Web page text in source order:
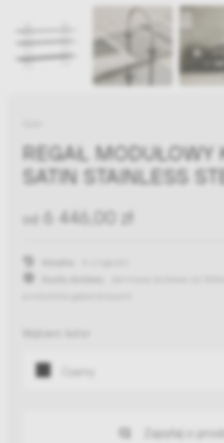
REGAŁ MODUŁOWY
SATIN STAINLESS
od 6 446,00 zł
Wybierz kolor
Czarny
Zapytaj o